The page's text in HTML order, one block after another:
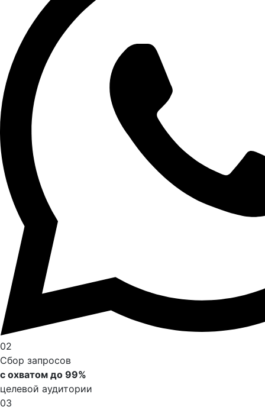
02
Сбор запросов
с охватом до 99%
целевой аудитории
03